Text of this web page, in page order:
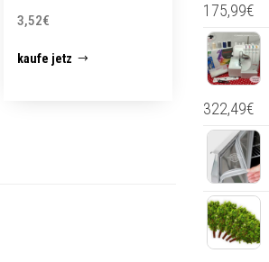
3,52€
kaufe jetz
175,99€
322,49€